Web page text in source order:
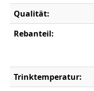
Qualität:
Rebanteil:
Trinktemperatur: